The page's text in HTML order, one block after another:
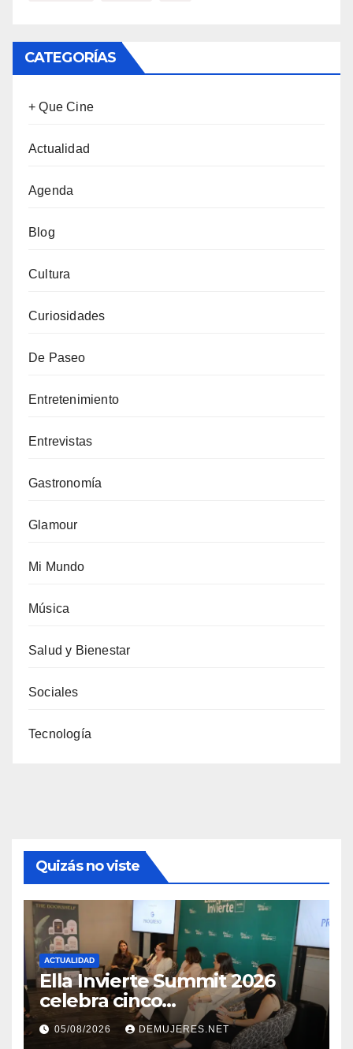
CATEGORÍAS
+ Que Cine
Actualidad
Agenda
Blog
Cultura
Curiosidades
De Paseo
Entretenimiento
Entrevistas
Gastronomía
Glamour
Mi Mundo
Música
Salud y Bienestar
Sociales
Tecnología
Quizás no viste
ACTUALIDAD
Ella Invierte Summit 2026
celebra cinco
añosimpulsando a las
mujeres a construir su
05/08/2026 DEMUJERES.NET